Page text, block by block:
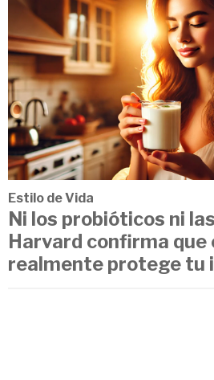
Estilo de Vida
Ni los probióticos ni
Harvard confirma que
realmente protege tu